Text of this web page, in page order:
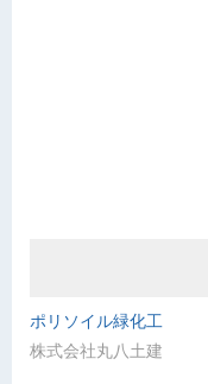
ポリソイル緑化工
株式会社丸八土建